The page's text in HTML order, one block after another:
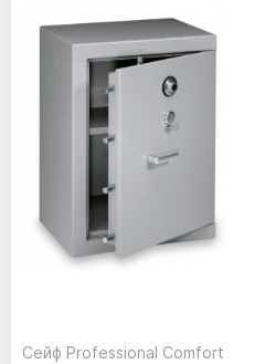
Сейф Professional Сomfort